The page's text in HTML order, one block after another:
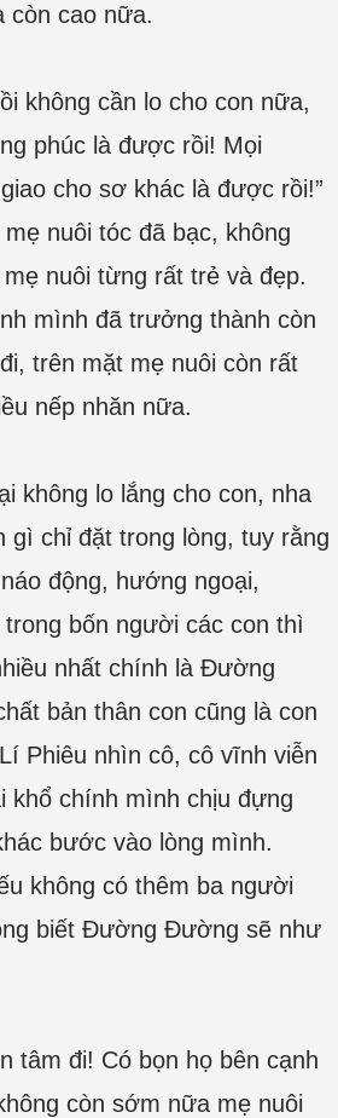
còn cao nữa.
không cần lo cho con nữa,
phúc là được rồi! Mọi
cho sơ khác là được rồi!”
nuôi tóc đã bạc, không
nuôi từng rất trẻ và đẹp.
mình đã trưởng thành còn
trên mặt mẹ nuôi còn rất
nếp nhăn nữa.
không lo lắng cho con, nha
gì chỉ đặt trong lòng, tuy rằng
động, hướng ngoại,
bốn người các con thì
nhất chính là Đường
bản thân con cũng là con
Phiêu nhìn cô, cô vĩnh viễn
khổ chính mình chịu đựng
bước vào lòng mình.
không có thêm ba người
biết Đường Đường sẽ như
tâm đi! Có bọn họ bên cạnh
còn sớm nữa mẹ nuôi